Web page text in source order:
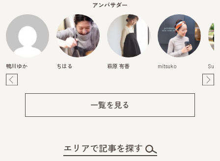
アンバサダー
鴨川ゆか ちはる 萩原 有香 mitsuko
一覧を見る
エリアで記事を探す